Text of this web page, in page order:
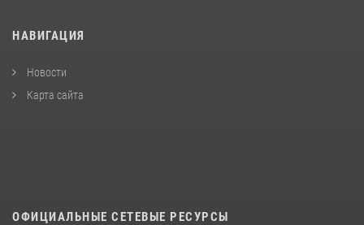
НАВИГАЦИЯ
Новости
Карта сайта
ОФИЦИАЛЬНЫЕ СЕТЕВЫЕ РЕСУРСЫ